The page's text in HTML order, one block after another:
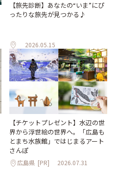
【旅先診断】あなたの“いま”にぴ
ったりな旅先が見つかる♪
2026.05.15
【チケットプレゼント】水辺の世
界から浮世絵の世界へ。「広島も
とまち水族館」ではじまるアート
さんぽ
広島県 [PR] 2026.07.31